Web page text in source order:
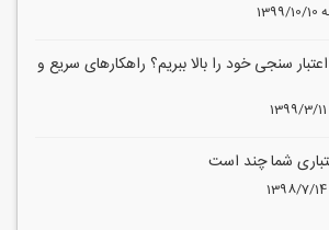
سنجی خود را بالا ببریم؟ راهکارهای سریع و
شما چند است